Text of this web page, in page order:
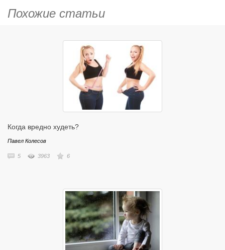
Похожие статьи
Когда вредно худеть?
Павел Колесов
5 3963 6